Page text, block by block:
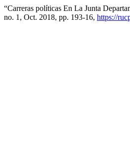
“Carreras políticas En La Junta
no. 1, Oct. 2018, pp. 193-16, https://